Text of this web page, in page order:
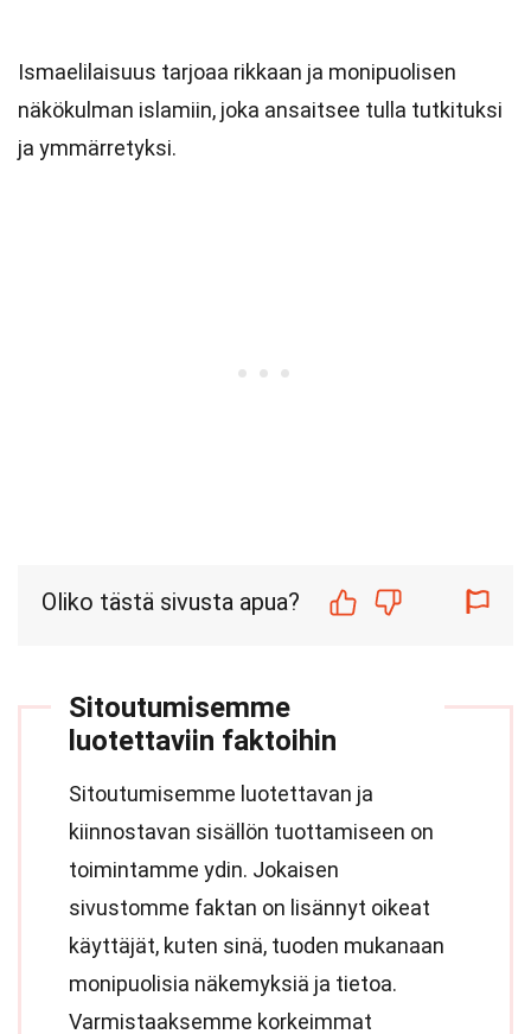
Ismaelilaisuus tarjoaa rikkaan ja monipuolisen
näkökulman islamiin, joka ansaitsee tulla tutkituksi
ja ymmärretyksi.
Oliko tästä sivusta apua?
Sitoutumisemme
luotettaviin faktoihin
Sitoutumisemme luotettavan ja
kiinnostavan sisällön tuottamiseen on
toimintamme ydin. Jokaisen
sivustomme faktan on lisännyt oikeat
käyttäjät, kuten sinä, tuoden mukanaan
monipuolisia näkemyksiä ja tietoa.
Varmistaaksemme korkeimmat